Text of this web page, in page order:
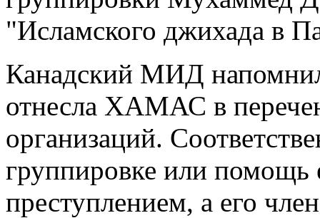
"Исламского джихада в
Канадский МИД
отнесла ХАМАС в
организаций.
группировке или помощь
преступлением, а его